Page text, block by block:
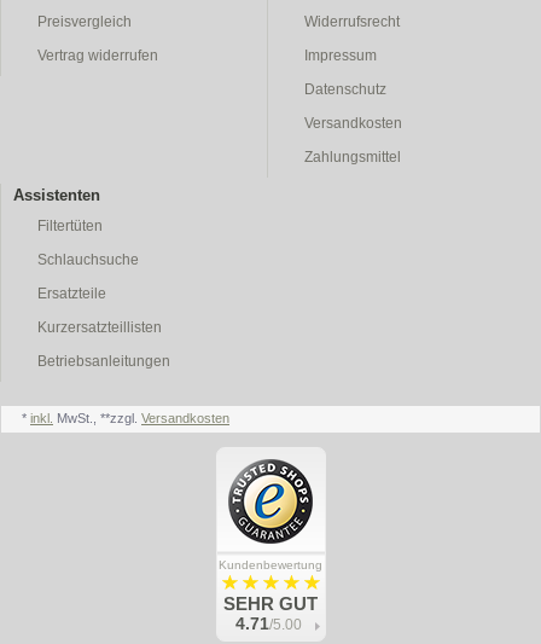
Preisvergleich
Vertrag widerrufen
Widerrufsrecht
Impressum
Datenschutz
Versandkosten
Zahlungsmittel
Assistenten
Filtertüten
Schlauchsuche
Ersatzteile
Kurzersatzteillisten
Betriebsanleitungen
* inkl. MwSt., **zzgl. Versandkosten
Kundenbewertung
SEHR GUT
4.71/5.00